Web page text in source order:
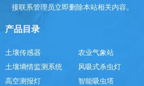
接联系管理员立即删除本站相关内容。
产品目录
土壤传感器 农业气象站
土壤墒情监测系统
风吸式杀虫灯
高空测报灯
智能吸虫塔